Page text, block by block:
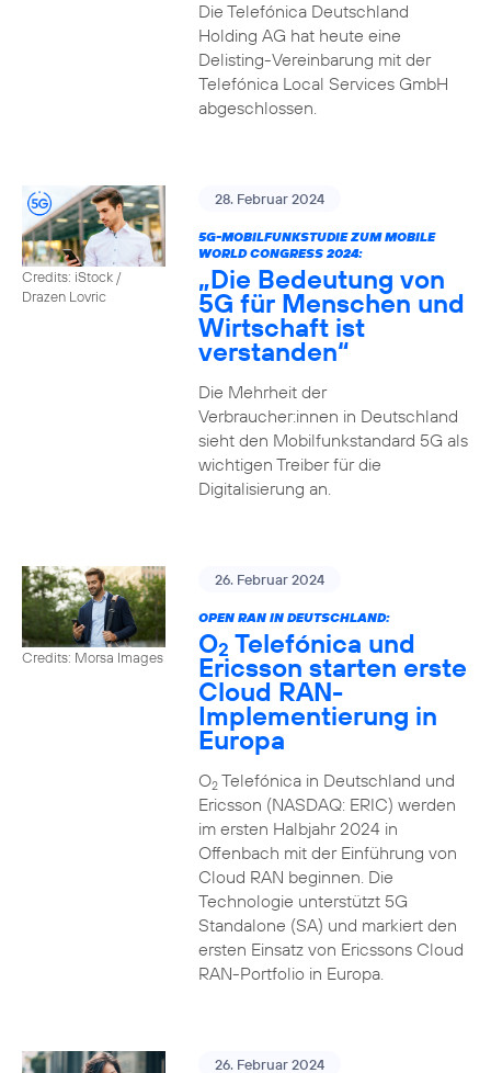
Die Telefónica Deutschland
Holding AG hat heute eine
Delisting-Vereinbarung mit der
Telefónica Local Services GmbH
abgeschlossen.
Credits: iStock /
Drazen Lovric
28. Februar 2024
5G-MOBILFUNKSTUDIE ZUM MOBILE
WORLD CONGRESS 2024:
„Die Bedeutung von
5G für Menschen und
Wirtschaft ist
verstanden“
Die Mehrheit der
Verbraucher:innen in Deutschland
sieht den Mobilfunkstandard 5G als
wichtigen Treiber für die
Digitalisierung an.
Credits: Morsa Images
26. Februar 2024
OPEN RAN IN DEUTSCHLAND:
O2 Telefónica und
Ericsson starten erste
Cloud RAN-
Implementierung in
Europa
O2Telefónica in Deutschland und
Ericsson (NASDAQ: ERIC) werden
im ersten Halbjahr 2024 in
Offenbach mit der Einführung von
Cloud RAN beginnen. Die
Technologie unterstützt 5G
Standalone (SA) und markiert den
ersten Einsatz von Ericssons Cloud
RAN-Portfolio in Europa.
26. Februar 2024